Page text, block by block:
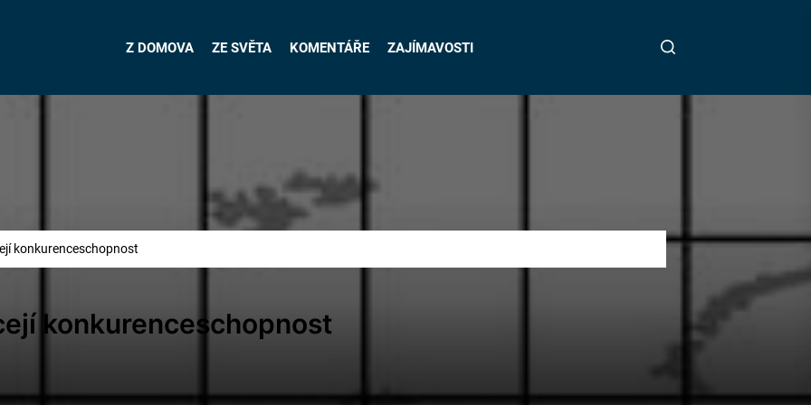
Z DOMOVA ZE SVĚTA KOMENTÁŘE ZAJÍMAVOSTI
konkurenceschopnost
konkurenceschopnost